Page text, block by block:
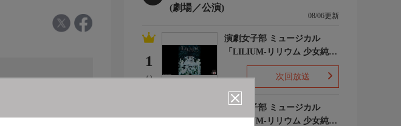
(劇場／公演)
08/06更新
1
(-)
演劇女子部 ミュージカル
「LILIUM-リリウム 少女純潔
歌劇-」
次回放送
演劇女子部 ミュージカル
「LILIUM-リリウム 少女純潔